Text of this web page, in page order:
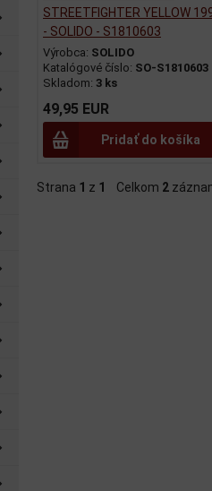
STREETFIGHTER YELLOW
- SOLIDO - S1810603
Výrobca: SOLIDO
Katalógové číslo: SO-S1810603
Skladom: 3 ks
49,95 EUR
Pridať do košíka
Strana 1 z 1 Celkom 2